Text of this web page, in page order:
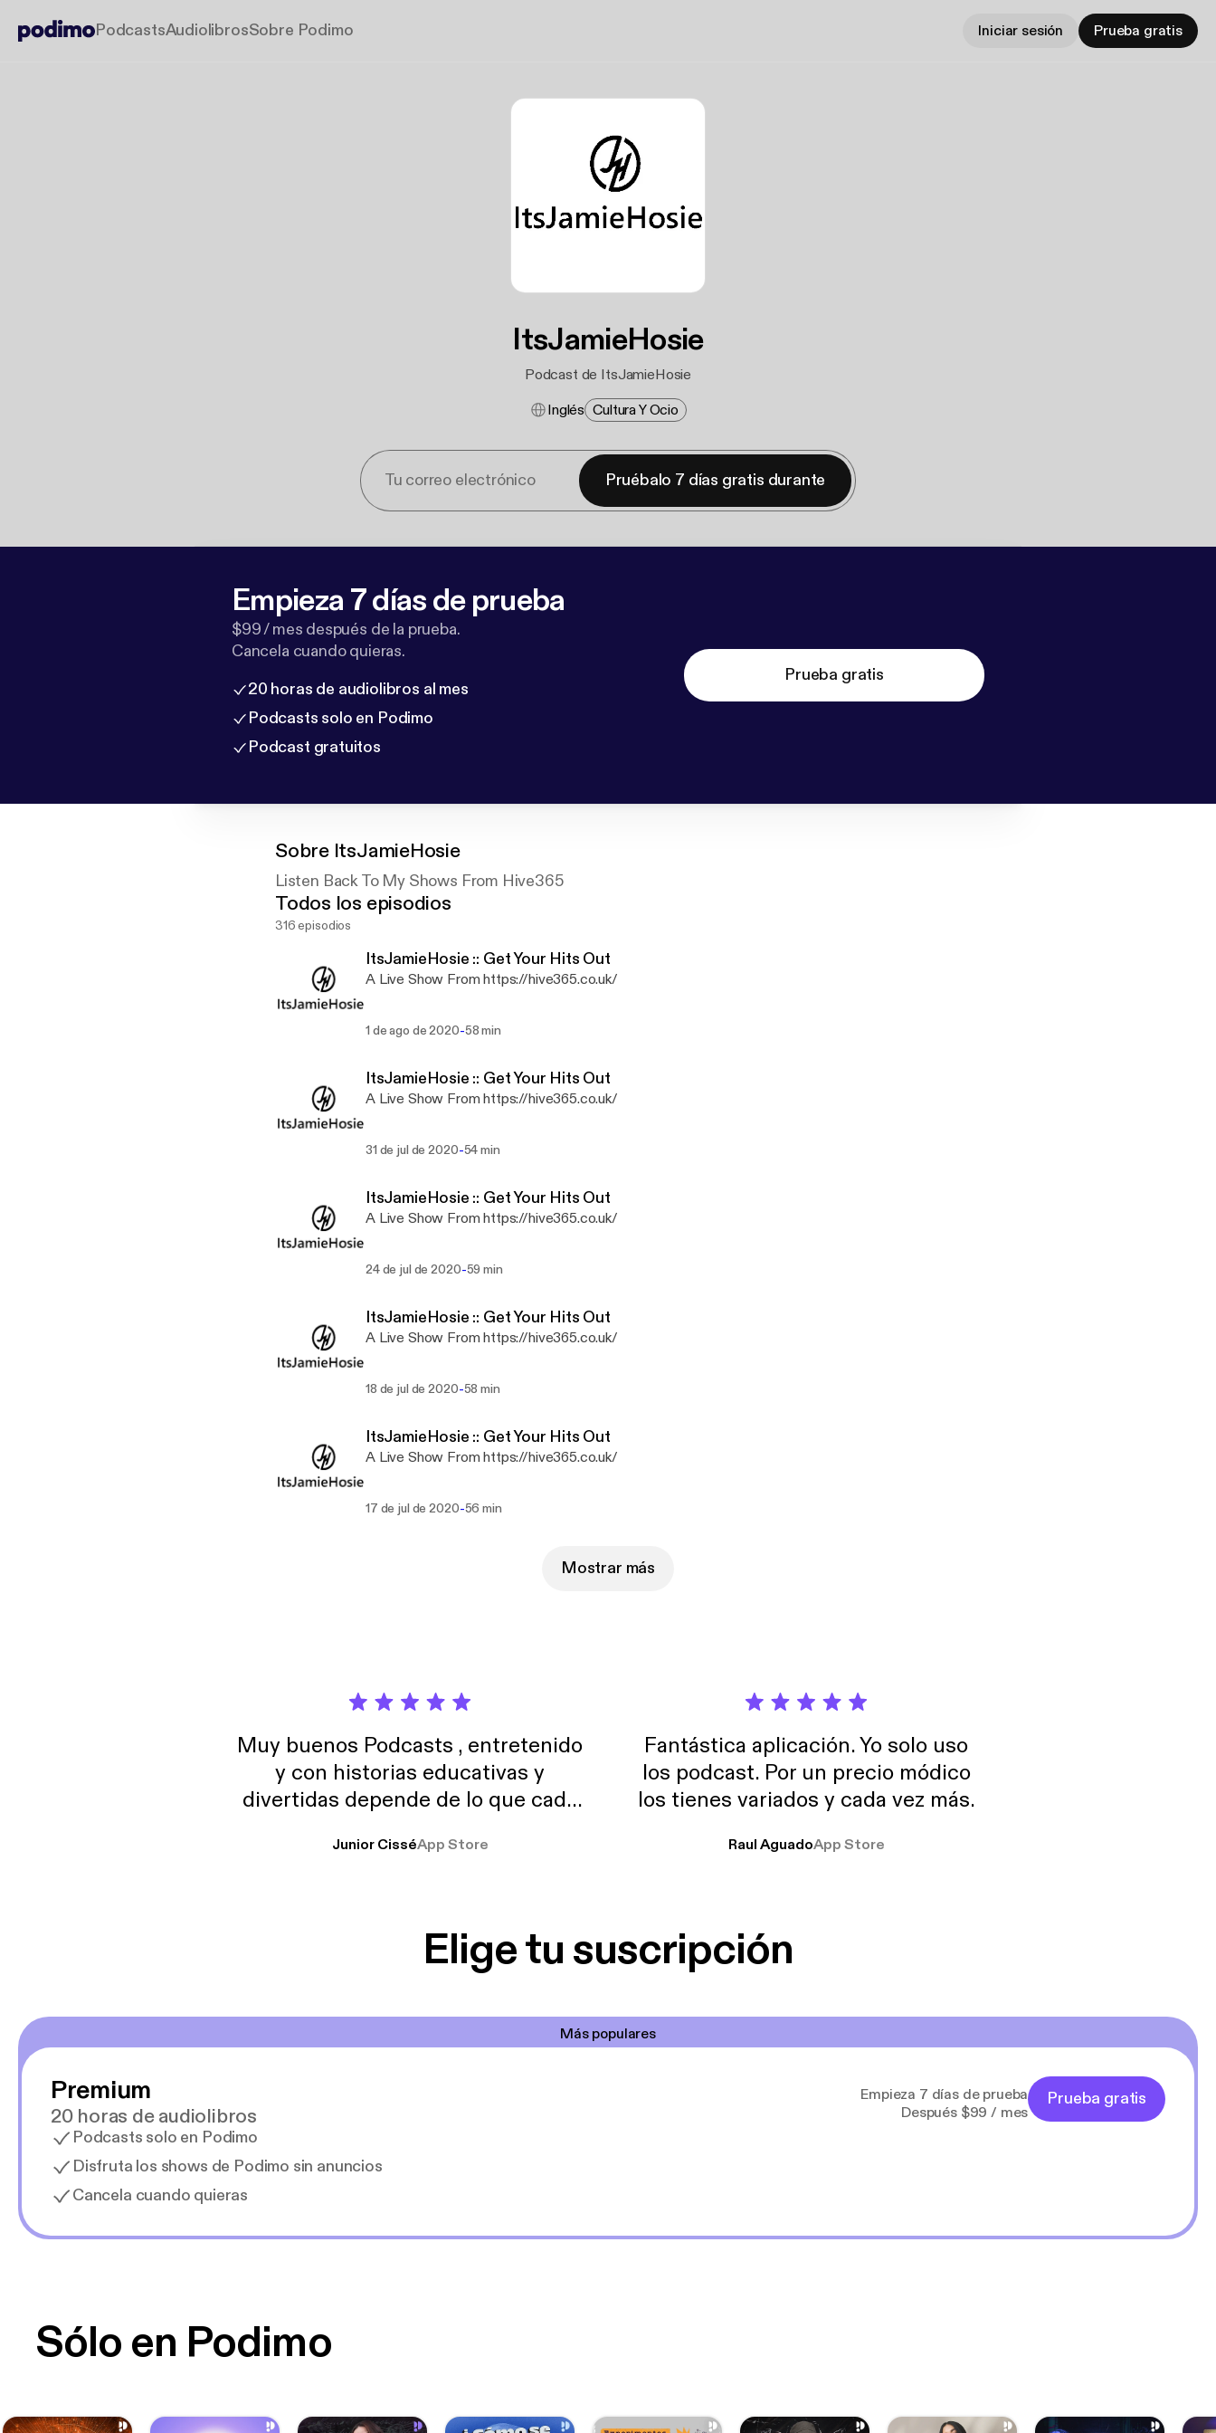
PodcastsAudiolibrosSobre Podimo Iniciar sesión Prueba gratis
ItsJamieHosie
Podcast de ItsJamieHosie
Inglés Cultura Y Ocio
Pruébalo 7 días gratis durante
Empieza 7 días de prueba
$99 / mes después de la prueba.
Cancela cuando quieras.
20 horas de audiolibros al mes
Podcasts solo en Podimo
Podcast gratuitos
Prueba gratis
Sobre ItsJamieHosie
Listen Back To My Shows From Hive365
Todos los episodios
316 episodios
ItsJamieHosie :: Get Your Hits Out
A Live Show From https://hive365.co.uk/
1 de ago de 2020-58 min
ItsJamieHosie :: Get Your Hits Out
A Live Show From https://hive365.co.uk/
31 de jul de 2020-54 min
ItsJamieHosie :: Get Your Hits Out
A Live Show From https://hive365.co.uk/
24 de jul de 2020-59 min
ItsJamieHosie :: Get Your Hits Out
A Live Show From https://hive365.co.uk/
18 de jul de 2020-58 min
ItsJamieHosie :: Get Your Hits Out
A Live Show From https://hive365.co.uk/
17 de jul de 2020-56 min
Mostrar más
Muy buenos Podcasts , entretenido
y con historias educativas y
divertidas depende de lo que cada
trabajo ya que estoy muchas horas
Junior CisséApp Store
Fantástica aplicación. Yo solo uso
los podcast. Por un precio módico
los tienes variados y cada vez más.
Raul AguadoApp Store
Elige tu suscripción
Más populares
Premium
20 horas de audiolibros
Podcasts solo en Podimo
Disfruta los shows de Podimo sin anuncios
Cancela cuando quieras
Empieza 7 días de prueba
Después $99 / mes
Prueba gratis
Sólo en Podimo